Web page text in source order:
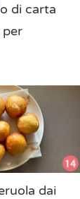
di carta
dai